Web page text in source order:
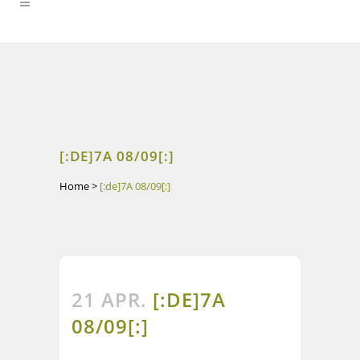
[:DE]7A 08/09[:]
Home> [:de]7A 08/09[:]
21 APR. [:DE]7A
08/09[:]